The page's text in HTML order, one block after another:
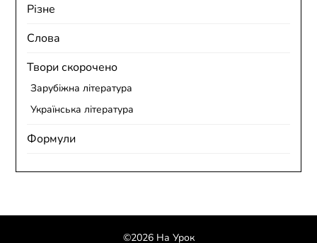
Різне
Слова
Твори скорочено
Зарубіжна література
Українська література
Формули
©2026 На Урок